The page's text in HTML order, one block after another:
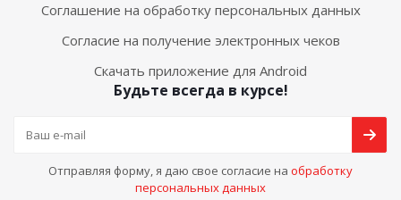
Соглашение на обработку персональных данных
Согласие на получение электронных чеков
Скачать приложение для Android
Будьте всегда в курсе!
Отправляя форму, я даю свое согласие на обработку
персональных данных